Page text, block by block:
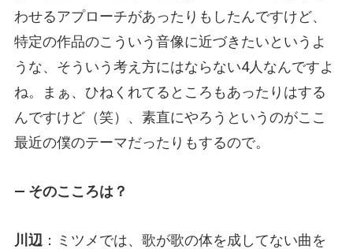
わせるアプローチがあったりもしたんですけど、
特定の作品のこういう音像に近づきたいというよ
うな、そういう考え方にはならない4人なんですよ
ね。まぁ、ひねくれてるところもあったりはする
んですけど（笑）、素直にやろうというのがここ
最近の僕のテーマだったりもするので。
— そのこころは？
川辺 ：ミツメでは、歌が歌の体を成してない曲を